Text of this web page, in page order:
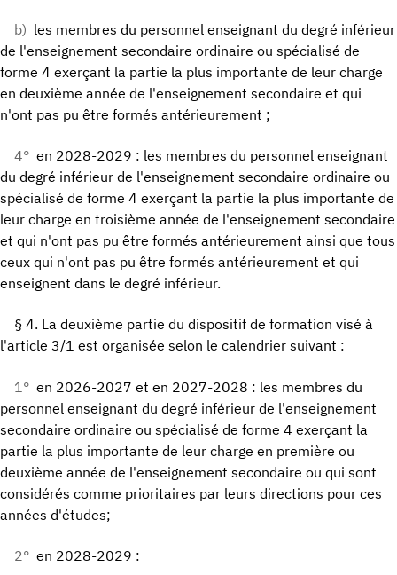
b) les membres du personnel enseignant du degré inférieur
de l'enseignement secondaire ordinaire ou spécialisé de
forme 4 exerçant la partie la plus importante de leur charge
en deuxième année de l'enseignement secondaire et qui
n'ont pas pu être formés antérieurement ;
4° en 2028-2029 : les membres du personnel enseignant
du degré inférieur de l'enseignement secondaire ordinaire ou
spécialisé de forme 4 exerçant la partie la plus importante de
leur charge en troisième année de l'enseignement secondaire
et qui n'ont pas pu être formés antérieurement ainsi que tous
ceux qui n'ont pas pu être formés antérieurement et qui
enseignent dans le degré inférieur.
§ 4. La deuxième partie du dispositif de formation visé à
l'article 3/1 est organisée selon le calendrier suivant :
1° en 2026-2027 et en 2027-2028 : les membres du
personnel enseignant du degré inférieur de l'enseignement
secondaire ordinaire ou spécialisé de forme 4 exerçant la
partie la plus importante de leur charge en première ou
deuxième année de l'enseignement secondaire ou qui sont
considérés comme prioritaires par leurs directions pour ces
années d'études;
2° en 2028-2029 :